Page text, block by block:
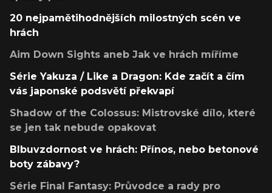
20 nejpamětihodnějších milostných scén ve
hrách
Aim Down Sights aneb Jak ve hrách míříme
Série Yakuza / Like a Dragon: Kde začít a čím
vás japonské podsvětí překvapí
Shadow of the Colossus: Mistrovské dílo, které
se jen tak nebude opakovat
Blbuvzdornost ve hrách: Přínos, nebo betonové
boty zábavy?
Série Final Fantasy: Průvodce a rady pro